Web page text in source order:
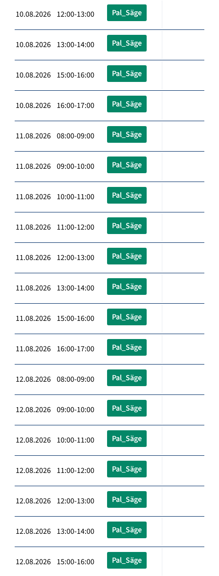
10.08.2026 12:00-13:00 Pal_Säge
10.08.2026 13:00-14:00 Pal_Säge
10.08.2026 15:00-16:00 Pal_Säge
10.08.2026 16:00-17:00 Pal_Säge
11.08.2026 08:00-09:00 Pal_Säge
11.08.2026 09:00-10:00 Pal_Säge
11.08.2026 10:00-11:00 Pal_Säge
11.08.2026 11:00-12:00 Pal_Säge
11.08.2026 12:00-13:00 Pal_Säge
11.08.2026 13:00-14:00 Pal_Säge
11.08.2026 15:00-16:00 Pal_Säge
11.08.2026 16:00-17:00 Pal_Säge
12.08.2026 08:00-09:00 Pal_Säge
12.08.2026 09:00-10:00 Pal_Säge
12.08.2026 10:00-11:00 Pal_Säge
12.08.2026 11:00-12:00 Pal_Säge
12.08.2026 12:00-13:00 Pal_Säge
12.08.2026 13:00-14:00 Pal_Säge
12.08.2026 15:00-16:00 Pal_Säge